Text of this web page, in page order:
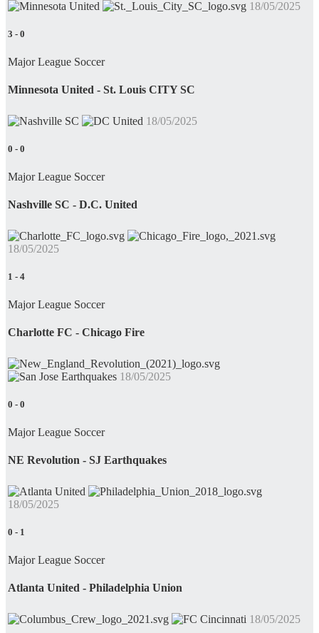
18/05/2025
3 - 0
Major League Soccer
Minnesota United - St. Louis CITY SC
18/05/2025
0 - 0
Major League Soccer
Nashville SC - D.C. United
18/05/2025
1 - 4
Major League Soccer
Charlotte FC - Chicago Fire
18/05/2025
0 - 0
Major League Soccer
NE Revolution - SJ Earthquakes
18/05/2025
0 - 1
Major League Soccer
Atlanta United - Philadelphia Union
18/05/2025